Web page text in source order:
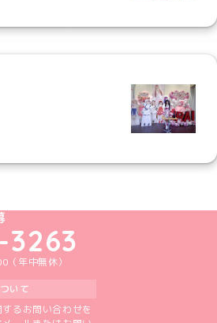
りーみんTikTok公式アカウント
めいどりーみんX公式アカウント
めいどりーみんInstagram公式アカウント
めいどりーみんFacebook公式アカウン
めいどりーみんYouTube公式アカ
年中無休）
いて
るお問い合わせを